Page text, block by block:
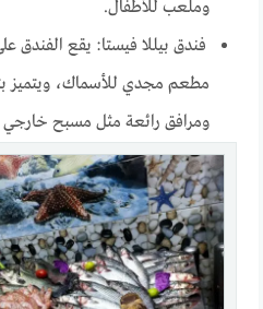
وملعب للأطفال.
مطعم مجدي للأسماك، ويتميز
ومرافق رائعة مثل مسبح خارجي